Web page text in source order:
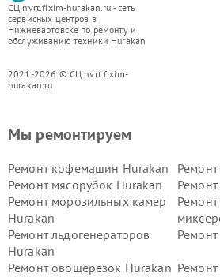
СЦ nvrt.fixim-hurakan.ru - сеть
сервисных центров в
Нижневартовске по ремонту и
обслуживанию техники Hurakan
2021-2026 © СЦ nvrt.fixim-
hurakan.ru
Мы ремонтируем
Ремонт кофемашин Hurakan
Ремонт мясорубок Hurakan
Ремонт морозильных камер
Hurakan
Ремонт льдогенераторов
Hurakan
Ремонт овощерезок Hurakan